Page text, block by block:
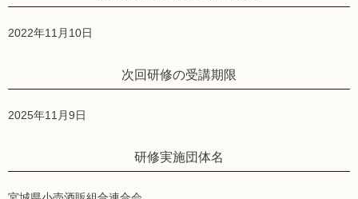
2022年11月10日
次回研修の受講期限
2025年11月9日
研修実施団体名